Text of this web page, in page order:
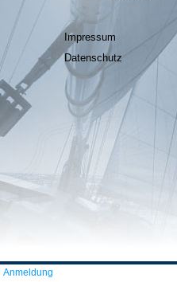
Impressum
Datenschutz
Anmeldung